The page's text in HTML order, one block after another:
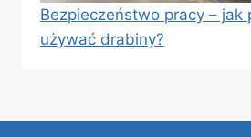
Bezpieczeństwo pracy – jak
używać drabiny?